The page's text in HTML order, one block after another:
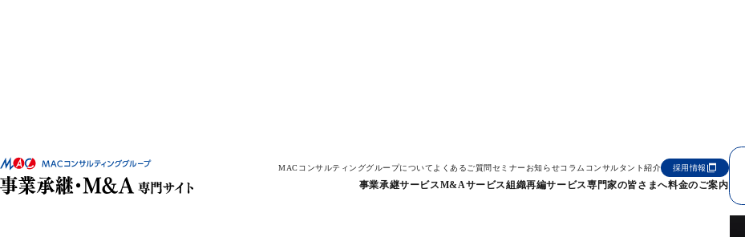
MACコンサルティンググループについて よくあるご質問セミナー お知らせコラム コンサルタント紹介 採用情報
事業承継サービスM&Aサービス組織再編サービス専門家の皆さまへ料金のご案内
M&A戦略を策定して成功率を高める！M&A戦
略の重要性や策定手順など徹底解説